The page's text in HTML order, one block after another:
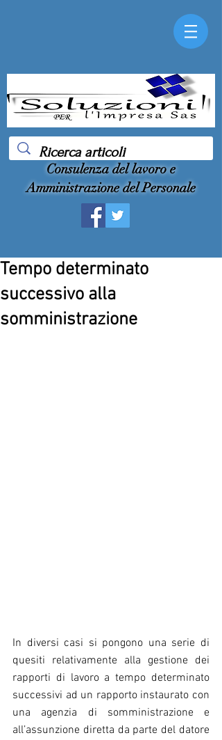
Consulenza del lavoro e
Amministrazione del Personale
Tempo determinato
successivo alla
somministrazione
In diversi casi si pongono una serie di
quesiti relativamente alla gestione dei
rapporti di lavoro a tempo determinato
successivi ad un rapporto instaurato con
una agenzia di somministrazione e
all’assunzione diretta da parte del datore